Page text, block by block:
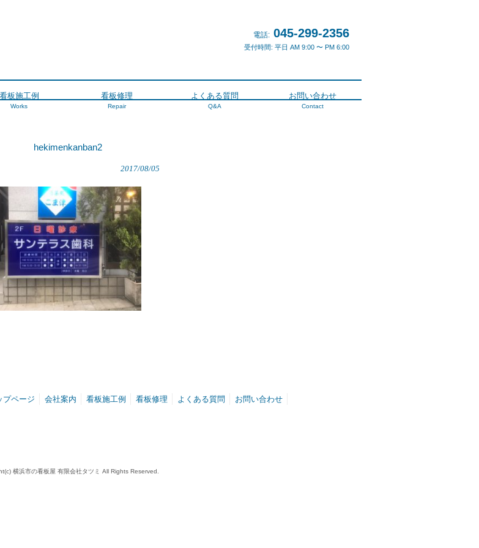
電話: 045-299-2356
受付時間: 平日 AM 9:00 〜 PM 6:00
看板施工例
Works
看板修理
Repair
よくある質問
Q&A
お問い合わせ
Contact
hekimenkanban2
2017/08/05
プページ 会社案内 看板施工例 看板修理 よくある質問 お問い合わせ
横浜市の看板屋 有限会社タツミ All Rights Reserved.